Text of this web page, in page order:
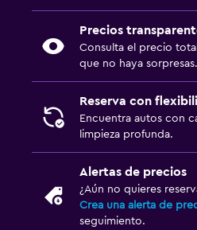
Precios
Consulta el precio
que no haya sorpresas.
Reserva con
Encuentra autos con
limpieza profunda.
Alertas de precios
¿Aún no quieres
Crea una alerta de
seguimiento.